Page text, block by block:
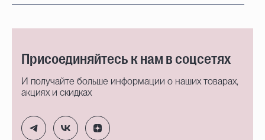
Присоединяйтесь к нам в соцсетях
И получайте больше информации о наших товарах,
акциях и скидках